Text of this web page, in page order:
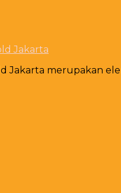
Jakarta
Jakarta merupakan